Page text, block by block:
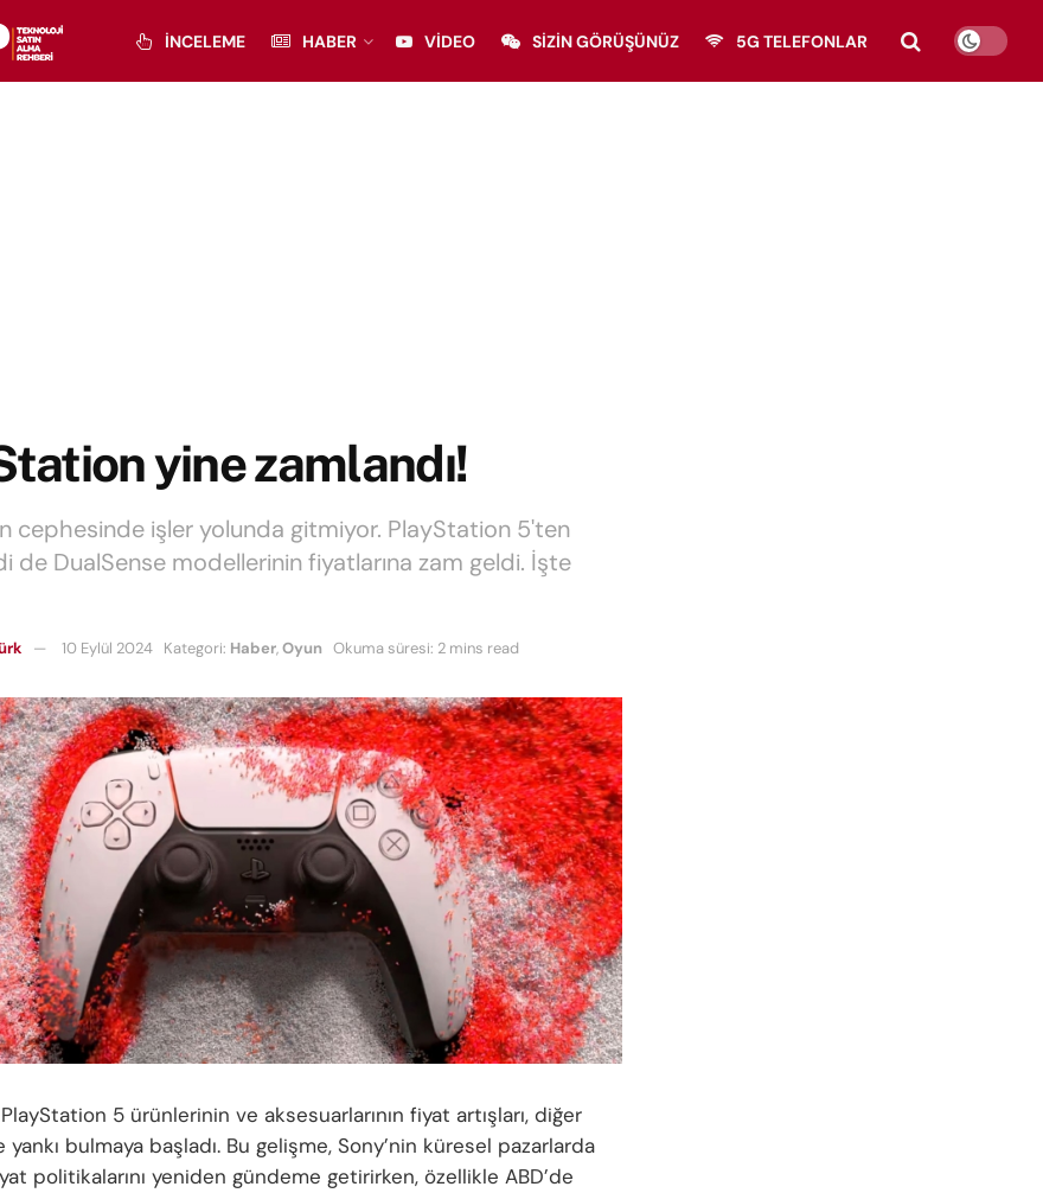
İNCELEME HABER VIDEO SIZIN GÖRÜŞÜNÜZ 5G TELEFONLAR
yine zamlandı!
cephesinde işler yolunda gitmiyor. PlayStation 5'ten
de DualSense modellerinin fiyatlarına zam geldi. İşte
10 Eylül 2024 Kategori: Haber,Oyun Okuma süresi: 2 mins read
5 ürünlerinin ve aksesuarlarının fiyat artışları, diğer
bulmaya başladı. Bu gelişme, Sony’nin küresel pazarlarda
politikalarını yeniden gündeme getirirken, özellikle ABD’de